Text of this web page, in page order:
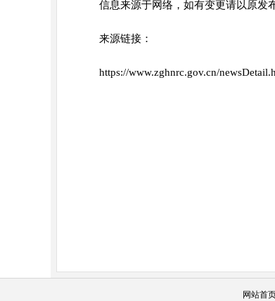
信息来源于网络，如有变更请以原发
来源链接：
https://www.zghnrc.gov.cn/
网站首